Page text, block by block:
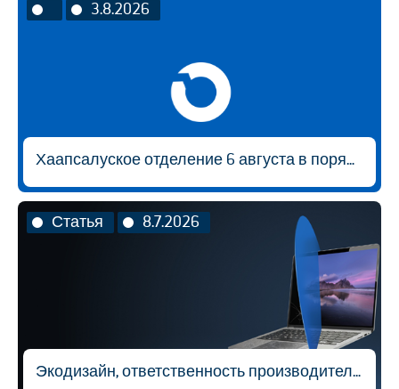
3.8.2026
Статья 8.7.2026
Экодизайн, ответственность производителя и вторичная переработка материалов